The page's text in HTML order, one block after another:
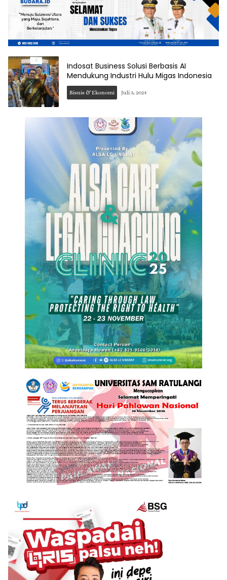
Indosat Business Solusi Berbasis AI
Mendukung Industri Hulu Migas Indonesia
Bisnis & Ekonomi Juli 3, 2024